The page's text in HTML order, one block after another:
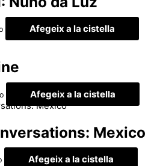
Afegeix a la cistella
Afegeix a la cistella
Mexico
Afegeix a la cistella